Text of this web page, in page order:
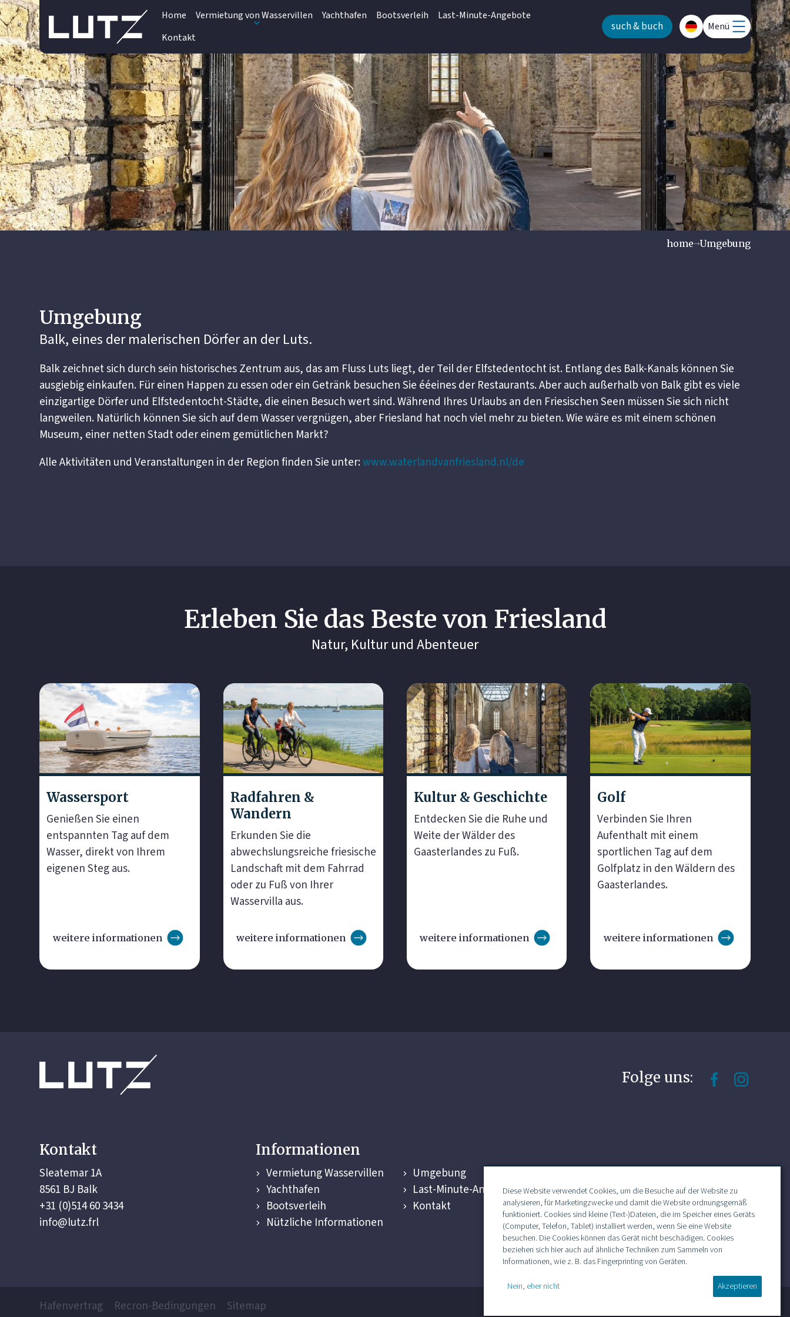
Menü
Home Vermietung von Wasservillen Yachthafen Bootsverleih
Last-Minute-Angebote
Kontakt
such & buch
home Umgebung
Umgebung
Balk, eines der malerischen Dörfer an der Luts.
Balk zeichnet sich durch sein historisches Zentrum aus, das am Fluss Luts liegt, der Teil der Elfstedentocht ist. Entlang des Balk-Kanals können Sie
ausgiebig einkaufen. Für einen Happen zu essen oder ein Getränk besuchen Sie ééeines der Restaurants. Aber auch außerhalb von Balk gibt es viele
einzigartige Dörfer und Elfstedentocht-Städte, die einen Besuch wert sind. Während Ihres Urlaubs an den Friesischen Seen müssen Sie sich nicht
langweilen. Natürlich können Sie sich auf dem Wasser vergnügen, aber Friesland hat noch viel mehr zu bieten. Wie wäre es mit einem schönen
Museum, einer netten Stadt oder einem gemütlichen Markt?
Alle Aktivitäten und Veranstaltungen in der Region finden Sie unter:www.waterlandvanfriesland.nl/de
Erleben Sie das Beste von Friesland
Natur, Kultur und Abenteuer
Wassersport
Genießen Sie einen
entspannten Tag auf dem
Wasser, direkt von Ihrem
eigenen Steg aus.
weitere informationen
Radfahren &
Wandern
Erkunden Sie die
abwechslungsreiche friesische
Landschaft mit dem Fahrrad
oder zu Fuß von Ihrer
Wasservilla aus.
weitere informationen
Kultur & Geschichte
Entdecken Sie die Ruhe und
Weite der Wälder des
Gaasterlandes zu Fuß.
weitere informationen
Golf
Verbinden Sie Ihren
Aufenthalt mit einem
sportlichen Tag auf dem
Golfplatz in den Wäldern des
Gaasterlandes.
weitere informationen
Folge uns:
Kontakt
Sleatemar 1A
8561 BJ Balk
+31 (0)514 60 3434
info@lutz.frl
Informationen
Vermietung Wasservillen
Yachthafen
Bootsverleih
Nützliche Informationen
Umgebung
Last-Minute-Angebote
Kontakt
Hafenvertrag Recron-Bedingungen Sitemap
Diese Website verwendet Cookies, um die Besuche auf der Website zu
analysieren, für Marketingzwecke und damit die Website ordnungsgemäß
funktioniert. Cookies sind kleine (Text-)Dateien, die im Speicher eines Geräts
(Computer, Telefon, Tablet) installiert werden, wenn Sie eine Website
besuchen. Die Cookies können das Gerät nicht beschädigen. Cookies
beziehen sich hier auch auf ähnliche Techniken zum Sammeln von
Informationen, wie z. B. das Fingerprinting von Geräten.
Nein, eher nicht Akzeptieren